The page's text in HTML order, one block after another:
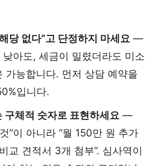
당 없다”고 단정하지 마세요 —
낮아도, 세금이 밀렸더라도 미소
가능합니다. 먼저 상담 예약을
입니다.
구체적 숫자로 표현하세요 —
”이 아니라 “월 150만 원 추가
교 견적서 3개 첨부”. 심사역이